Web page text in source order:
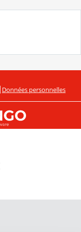
Données personnelles